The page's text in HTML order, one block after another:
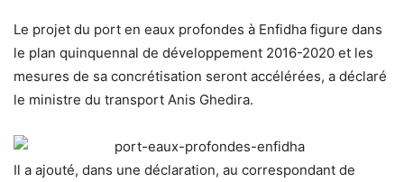
Le projet du port en eaux profondes à Enfidha figure dans
le plan quinquennal de développement 2016-2020 et les
mesures de sa concrétisation seront accélérées, a déclaré
le ministre du transport Anis Ghedira.
Il a ajouté, dans une déclaration, au correspondant de